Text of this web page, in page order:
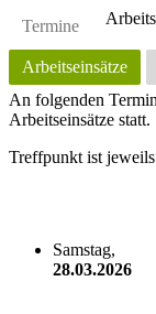
Termine
Arbeitseinsätze
An folgenden
Arbeitseinsätze statt.
Treffpunkt ist
Samstag,
28.03.2026